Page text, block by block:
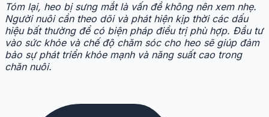
Tóm lại, heo bị sưng mắt là vấn đề không nên xem nhẹ.
Người nuôi cần theo dõi và phát hiện kịp thời các dấu
hiệu bất thường để có biện pháp điều trị phù hợp. Đầu tư
vào sức khỏe và chế độ chăm sóc cho heo sẽ giúp đảm
bảo sự phát triển khỏe mạnh và năng suất cao trong
chăn nuôi.